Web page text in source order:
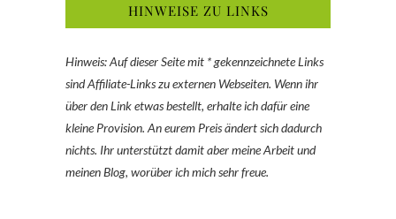
HINWEISE ZU LINKS
Hinweis: Auf dieser Seite mit * gekennzeichnete Links
sind Affiliate-Links zu externen Webseiten. Wenn ihr
über den Link etwas bestellt, erhalte ich dafür eine
kleine Provision. An eurem Preis ändert sich dadurch
nichts. Ihr unterstützt damit aber meine Arbeit und
meinen Blog, worüber ich mich sehr freue.